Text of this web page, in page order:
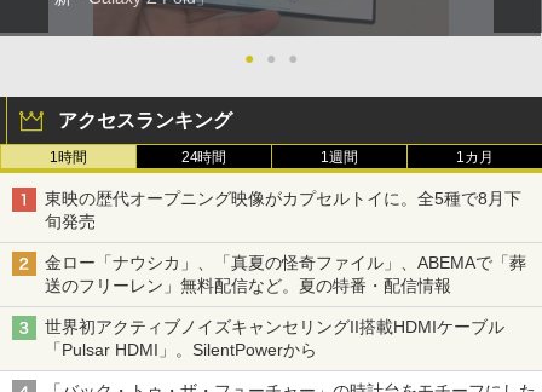
● ● ●
アクセスランキング
1時間 24時間 1週間 1カ月
東映の歴代オープニング映像がカプセルトイに。全5種で8月下
旬発売
金ロー「ナウシカ」、「真夏の怪奇ファイル」、ABEMAで「葬
送のフリーレン」無料配信など。夏の特番・配信情報
世界初アクティブノイズキャンセリングII搭載HDMIケーブル
「Pulsar HDMI」。SilentPowerから